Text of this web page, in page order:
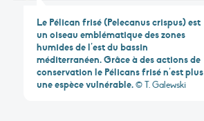
Le Pélican frisé (Pelecanus crispus) est
un oiseau emblématique des zones
humides de l’est du bassin
méditerranéen. Grâce à des actions de
conservation le Pélicans frisé n’est plus
une espèce vulnérable.© T. Galewski